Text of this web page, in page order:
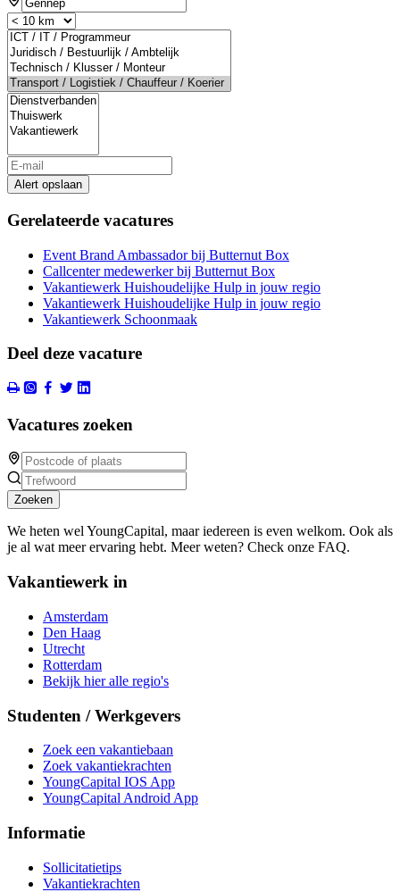
Alert opslaan
Gerelateerde vacatures
Event Brand Ambassador bij Butternut Box
Callcenter medewerker bij Butternut Box
Vakantiewerk Huishoudelijke Hulp in jouw regio
Vakantiewerk Huishoudelijke Hulp in jouw regio
Vakantiewerk Schoonmaak
Deel deze vacature
Vacatures zoeken
Zoeken
We heten wel YoungCapital, maar iedereen is even welkom. Ook als
je al wat meer ervaring hebt. Meer weten? Check onze FAQ.
Vakantiewerk in
Amsterdam
Den Haag
Utrecht
Rotterdam
Bekijk hier alle regio's
Studenten / Werkgevers
Zoek een vakantiebaan
Zoek vakantiekrachten
YoungCapital IOS App
YoungCapital Android App
Informatie
Sollicitatietips
Vakantiekrachten